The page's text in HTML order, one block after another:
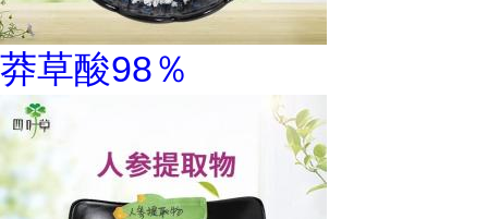
莽草酸98％